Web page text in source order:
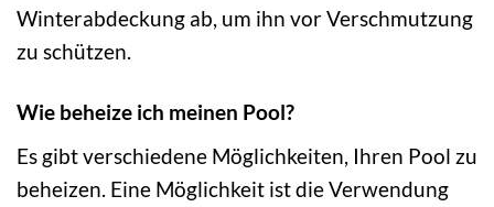
Winterabdeckung ab, um ihn vor Verschmutzung
zu schützen.
Wie beheize ich meinen Pool?
Es gibt verschiedene Möglichkeiten, Ihren Pool zu
beheizen. Eine Möglichkeit ist die Verwendung